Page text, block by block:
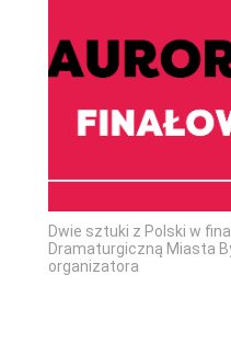
Dwie sztuki z Polski w
Dramaturgiczną Miasta
organizatora